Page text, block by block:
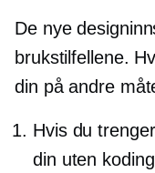
De nye
brukstilfellene.
din på andre
Hvis du
din uten